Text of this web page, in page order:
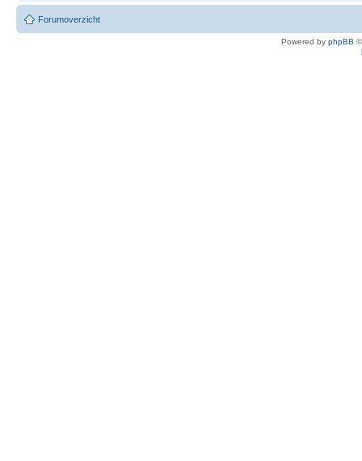
Forumoverzicht
Powered by phpBB